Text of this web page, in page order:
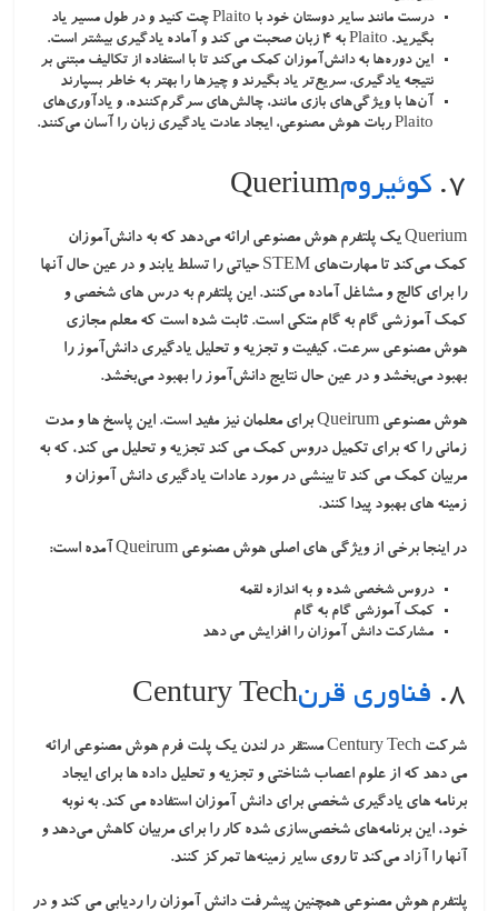
درست مانند سایر دوستان خود با Plaito چت کنید و در طول مسیر یاد
بگیرید. Plaito به 4 زبان صحبت می کند و آماده یادگیری بیشتر است.
این دوره‌ها به دانش‌آموزان کمک می‌کند تا با استفاده از تکالیف مبتنی بر
نتیجه یادگیری، سریع‌تر یاد بگیرند و چیزها را بهتر به خاطر بسپارند
آن‌ها با ویژگی‌های بازی مانند، چالش‌های سرگرم‌کننده، و یادآوری‌های
Plaito ربات هوش مصنوعی، ایجاد عادت یادگیری زبان را آسان می‌کنند.
۷. کوئیرومQuerium
Querium یک پلتفرم هوش مصنوعی ارائه می‌دهد که به دانش‌آموزان
کمک می‌کند تا مهارت‌های STEM حیاتی را تسلط یابند و در عین حال آنها
را برای کالج و مشاغل آماده می‌کنند. این پلتفرم به درس های شخصی و
کمک آموزشی گام به گام متکی است. ثابت شده است که معلم مجازی
هوش مصنوعی سرعت، کیفیت و تجزیه و تحلیل یادگیری دانش‌آموز را
بهبود می‌بخشد و در عین حال نتایج دانش‌آموز را بهبود می‌بخشد.
هوش مصنوعی Queirum برای معلمان نیز مفید است. این پاسخ ها و مدت
زمانی را که برای تکمیل دروس کمک می کند تجزیه و تحلیل می کند، که به
مربیان کمک می کند تا بینشی در مورد عادات یادگیری دانش آموزان و
زمینه های بهبود پیدا کنند.
در اینجا برخی از ویژگی های اصلی هوش مصنوعی Queirum آمده است:
دروس شخصی شده و به اندازه لقمه
کمک آموزشی گام به گام
مشارکت دانش آموزان را افزایش می دهد
۸. فناوری قرنCentury Tech
شرکت Century Tech مستقر در لندن یک پلت فرم هوش مصنوعی ارائه
می دهد که از علوم اعصاب شناختی و تجزیه و تحلیل داده ها برای ایجاد
برنامه های یادگیری شخصی برای دانش آموزان استفاده می کند. به نوبه
خود، این برنامه‌های شخصی‌سازی شده کار را برای مربیان کاهش می‌دهد و
آنها را آزاد می‌کند تا روی سایر زمینه‌ها تمرکز کنند.
پلتفرم هوش مصنوعی همچنین پیشرفت دانش آموزان را ردیابی می کند و در